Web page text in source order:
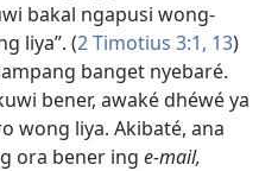
bakal ngapusi wong-
liya”. (2 Timotius 3:1, 13)
banget nyebaré.
bener, awaké dhéwé ya
wong liya. Akibaté, ana
ora bener ing e-mail,